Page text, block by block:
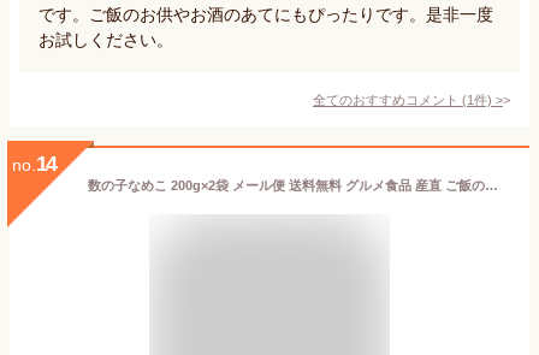
です。ご飯のお供やお酒のあてにもぴったりです。是非一度
お試しください。
全てのおすすめコメント (1件) >
no. 14
数の子なめこ 200g×2袋 メール便 送料無料 グルメ食品 産直 ご飯のお供 送料無 お買い物マラソン 買い回り ポイント消化 対象 家飲み 宅飲み おつまみ おかず お惣菜 副菜 食品 食べ物 食料 お取り寄せグルメ きのこ なめこ KM 福島